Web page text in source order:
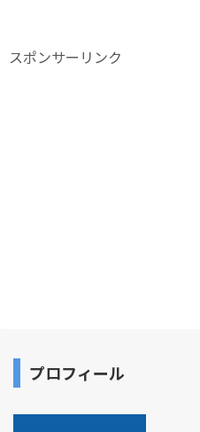
スポンサーリンク
プロフィール